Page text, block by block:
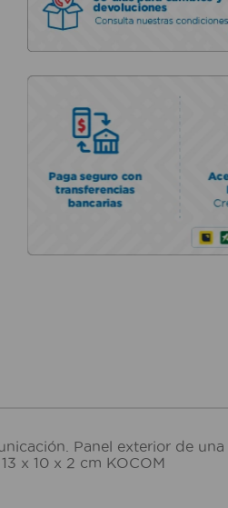
Panel exterior de
x 10 x 2 cm KOCOM